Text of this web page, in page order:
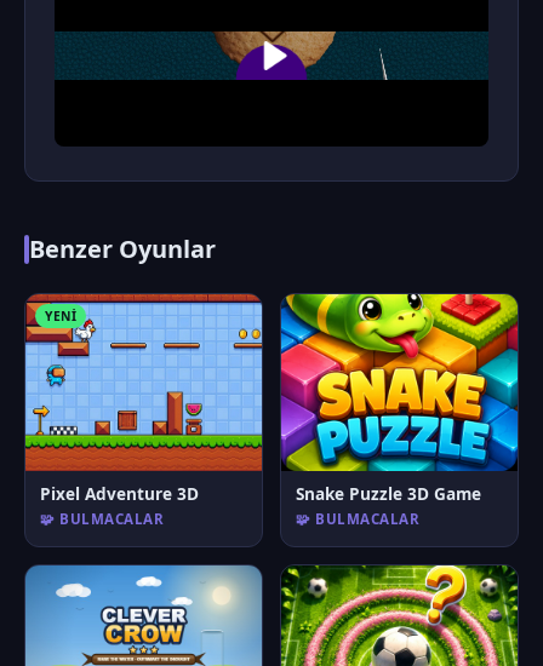
Benzer Oyunlar
YENI
Pixel Adventure 3D
🧩 BULMACALAR
Snake Puzzle 3D Game
🧩 BULMACALAR